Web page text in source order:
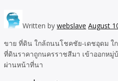
Written by webslave August
ขาย ที่ดิน ใกล้ถนนโชคชัย-เดชอุดม ใ
ที่ดินราคาถูกนครราชสีมา เข้าออกหมู่
ผ่านหน้าที่นา